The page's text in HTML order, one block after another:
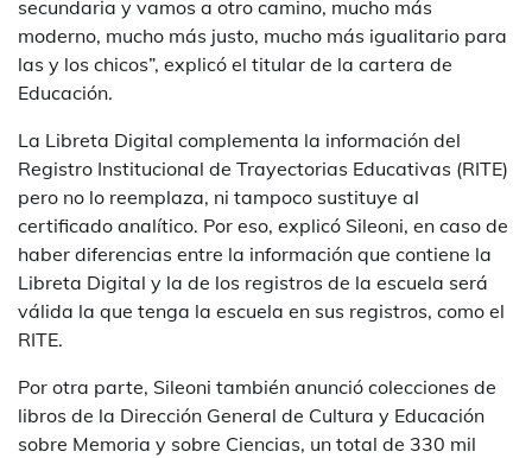
secundaria y vamos a otro camino, mucho más
moderno, mucho más justo, mucho más igualitario para
las y los chicos”, explicó el titular de la cartera de
Educación.
La Libreta Digital complementa la información del
Registro Institucional de Trayectorias Educativas (RITE)
pero no lo reemplaza, ni tampoco sustituye al
certificado analítico. Por eso, explicó Sileoni, en caso de
haber diferencias entre la información que contiene la
Libreta Digital y la de los registros de la escuela será
válida la que tenga la escuela en sus registros, como el
RITE.
Por otra parte, Sileoni también anunció colecciones de
libros de la Dirección General de Cultura y Educación
sobre Memoria y sobre Ciencias, un total de 330 mil